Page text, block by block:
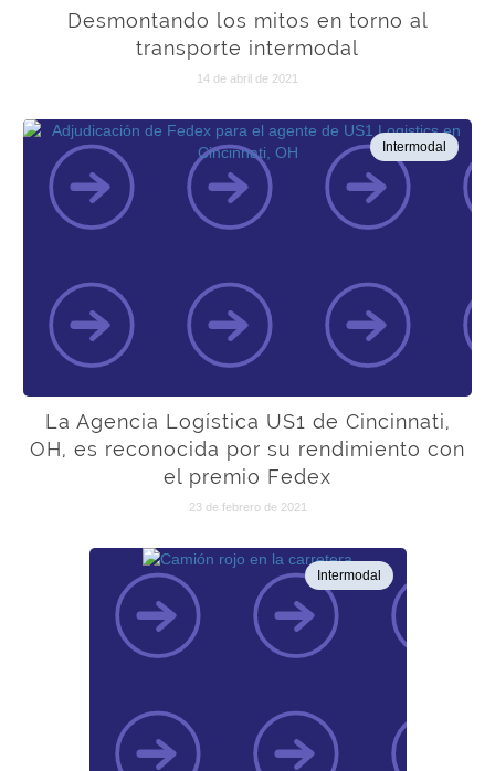
Desmontando los mitos en torno al
transporte intermodal
14 de abril de 2021
Intermodal
La Agencia Logística US1 de Cincinnati,
OH, es reconocida por su rendimiento con
el premio Fedex
23 de febrero de 2021
Intermodal